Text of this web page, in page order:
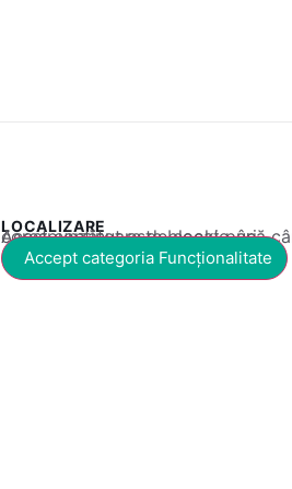
LOCALIZARE
Acest conținut este blocat până când acceptați categoria corespunzătoare de cookie-uri.
Accept categoria Funcționalitate